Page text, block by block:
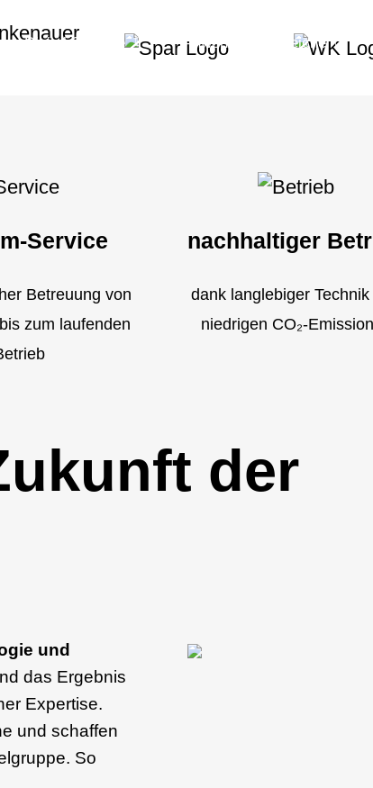
Digital Signage Anwendungsbereiche
Service
Betreuung von
zum laufenden
nachhaltiger
dank langlebiger Technik
niedrigen CO₂-
der
und
das Ergebnis
Expertise.
und schaffen
So